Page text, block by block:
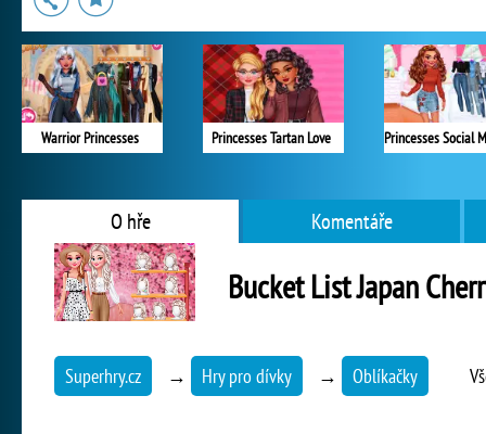
Warrior Princesses Princesses Tartan Love
O hře Komentáře
Bucket List Japan
Superhry.cz → Hry pro dívky → Oblíkačky